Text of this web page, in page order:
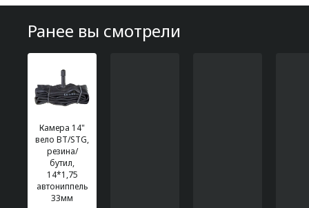
Ранее вы смотрели
Камера 14"
вело ВТ/STG,
резина/
бутил,
14*1,75
автониппель
33мм